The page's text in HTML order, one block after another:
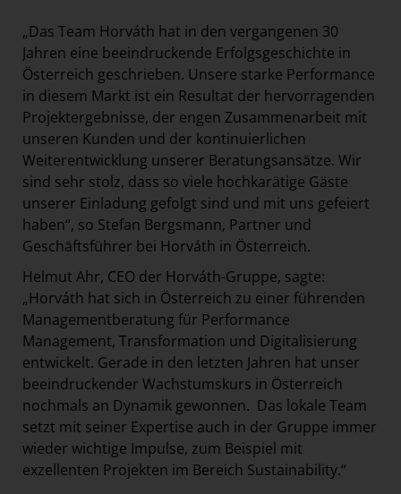
„Das Team Horváth hat in den vergangenen 30
Jahren eine beeindruckende Erfolgsgeschichte in
Österreich geschrieben. Unsere starke Performance
in diesem Markt ist ein Resultat der hervorragenden
Projektergebnisse, der engen Zusammenarbeit mit
unseren Kunden und der kontinuierlichen
Weiterentwicklung unserer Beratungsansätze. Wir
sind sehr stolz, dass so viele hochkarätige Gäste
unserer Einladung gefolgt sind und mit uns gefeiert
haben“, so Stefan Bergsmann, Partner und
Geschäftsführer bei Horváth in Österreich.
Helmut Ahr, CEO der Horváth-Gruppe, sagte:
„Horváth hat sich in Österreich zu einer führenden
Managementberatung für Performance
Management, Transformation und Digitalisierung
entwickelt. Gerade in den letzten Jahren hat unser
beeindruckender Wachstumskurs in Österreich
nochmals an Dynamik gewonnen. Das lokale Team
setzt mit seiner Expertise auch in der Gruppe immer
wieder wichtige Impulse, zum Beispiel mit
exzellenten Projekten im Bereich Sustainability.“